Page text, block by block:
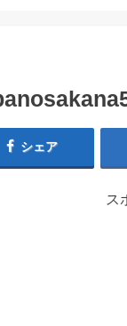
シェア
ス